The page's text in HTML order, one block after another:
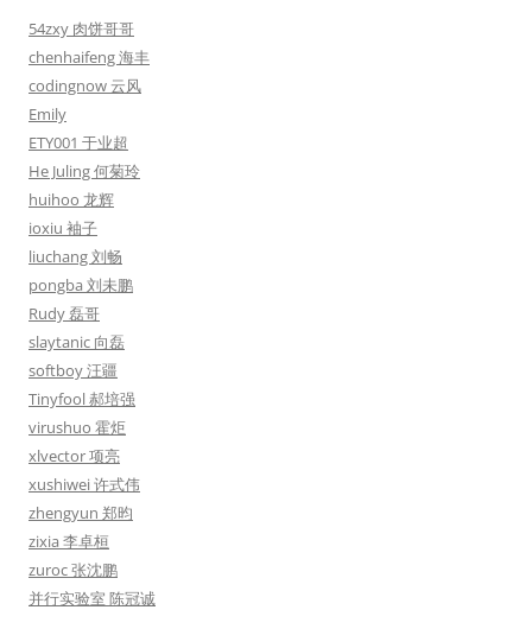
54zxy 肉饼哥哥
chenhaifeng 海丰
codingnow 云风
Emily
ETY001 于业超
He Juling 何菊玲
huihoo 龙辉
ioxiu 袖子
liuchang 刘畅
pongba 刘未鹏
Rudy 磊哥
slaytanic 向磊
softboy 汪疆
Tinyfool 郝培强
virushuo 霍炬
xlvector 项亮
xushiwei 许式伟
zhengyun 郑昀
zixia 李卓桓
zuroc 张沈鹏
并行实验室 陈冠诚